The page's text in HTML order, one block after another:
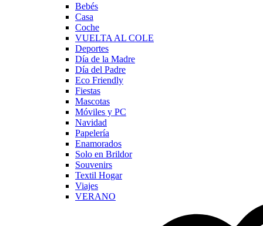
Bebés
Casa
Coche
VUELTA AL COLE
Deportes
Día de la Madre
Día del Padre
Eco Friendly
Fiestas
Mascotas
Móviles y PC
Navidad
Papelería
Enamorados
Solo en Brildor
Souvenirs
Textil Hogar
Viajes
VERANO